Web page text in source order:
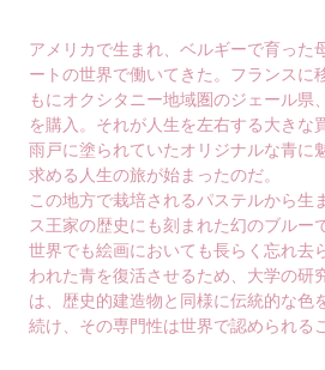
アメリカで生まれ、ベルギーで育った
ートの世界で働いてきた。フランスに
もにオクシタニー地域圏のジェール県
を購入。それが人生を左右する大きな
雨戸に塗られていたオリジナルな青に
求める人生の旅が始まったのだ。
この地方で栽培されるパステルから生
ス王家の歴史にも刻まれた幻のブルー
世界でも絵画においても長らく忘れ去
われた青を復活させるため、大学の研
は、歴史的建造物と同様に伝統的な色
続け、その専門性は世界で認められる